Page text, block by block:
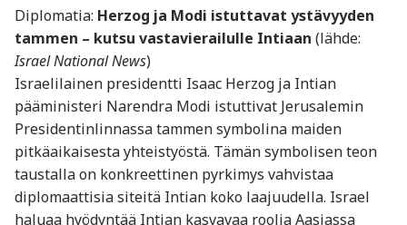
Diplomatia: Herzog ja Modi istuttavat ystävyyden
tammen – kutsu vastavierailulle Intiaan (lähde:
Israel National News)
Israelilainen presidentti Isaac Herzog ja Intian
pääministeri Narendra Modi istuttivat Jerusalemin
Presidentinlinnassa tammen symbolina maiden
pitkäaikaisesta yhteistyöstä. Tämän symbolisen teon
taustalla on konkreettinen pyrkimys vahvistaa
diplomaattisia siteitä Intian koko laajuudella. Israel
haluaa hyödyntää Intian kasvavaa roolia Aasiassa